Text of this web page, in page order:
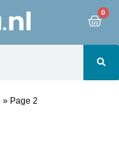
0
» Page 2